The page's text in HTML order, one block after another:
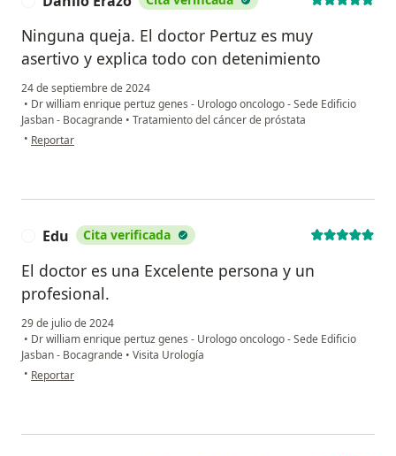
Ninguna queja. El doctor Pertuz es muy
asertivo y explica todo con detenimiento
24 de septiembre de 2024
• Dr william enrique pertuz genes - Urologo oncologo - Sede Edificio
Jasban - Bocagrande • Tratamiento del cáncer de próstata
• en opinión del usuario Danilo Erazo
Reportar
Edu Cita verificada
El doctor es una Excelente persona y un
profesional.
29 de julio de 2024
• Dr william enrique pertuz genes - Urologo oncologo - Sede Edificio
Jasban - Bocagrande • Visita Urología
• en opinión del usuario Edu
Reportar